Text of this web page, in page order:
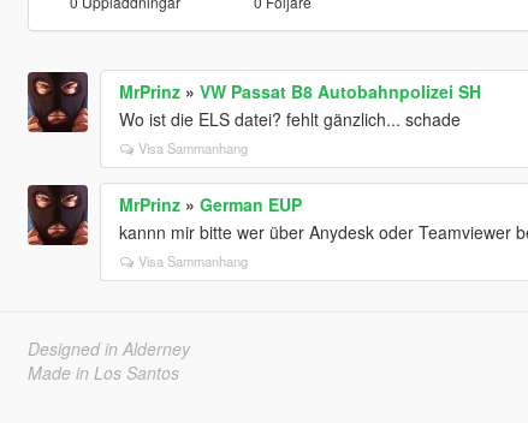
MrPrinz» VW Passat B8 Autobahnpolizei SH
Wo ist die ELS datei? fehlt gänzlich... schade
Visa Sammanhang
MrPrinz» German EUP
kannn mir bitte wer über Anydesk oder Teamviewer
Visa Sammanhang
Designed in Alderney
Made in Los Santos